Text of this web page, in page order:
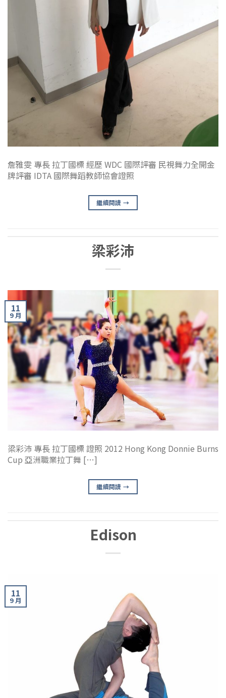
詹雅雯 專長 拉丁國標 經歷 WDC 國際評審 民視舞力全開金
牌評審 IDTA 國際舞蹈教師協會證照
繼續閱讀→
梁彩沛
11
9 月
梁彩沛 專長 拉丁國標 證照 2012 Hong Kong Donnie Burns
Cup 亞洲職業拉丁舞 […]
繼續閱讀→
Edison
11
9 月